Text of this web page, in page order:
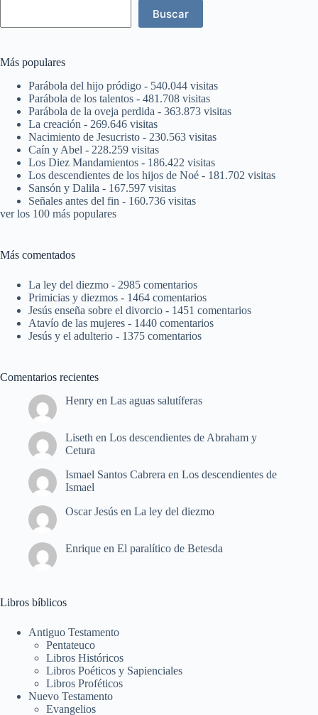
Buscar
Más populares
Parábola del hijo pródigo - 540.044 visitas
Parábola de los talentos - 481.708 visitas
Parábola de la oveja perdida - 363.873 visitas
La creación - 269.646 visitas
Nacimiento de Jesucristo - 230.563 visitas
Caín y Abel - 228.259 visitas
Los Diez Mandamientos - 186.422 visitas
Los descendientes de los hijos de Noé - 181.702 visitas
Sansón y Dalila - 167.597 visitas
Señales antes del fin - 160.736 visitas
ver los 100 más populares
Más comentados
La ley del diezmo - 2985 comentarios
Primicias y diezmos - 1464 comentarios
Jesús enseña sobre el divorcio - 1451 comentarios
Atavío de las mujeres - 1440 comentarios
Jesús y el adulterio - 1375 comentarios
Comentarios recientes
Henry en Las aguas salutíferas
Liseth en Los descendientes de Abraham y
Cetura
Ismael Santos Cabrera en Los descendientes de
Ismael
Oscar Jesús en La ley del diezmo
Enrique en El paralítico de Betesda
Libros bíblicos
Antiguo Testamento
Pentateuco
Libros Históricos
Libros Poéticos y Sapienciales
Libros Proféticos
Nuevo Testamento
Evangelios